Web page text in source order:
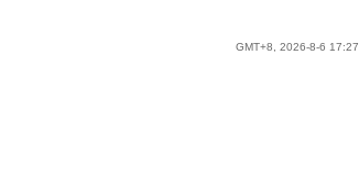
GMT+8, 2026-8-6 17:27